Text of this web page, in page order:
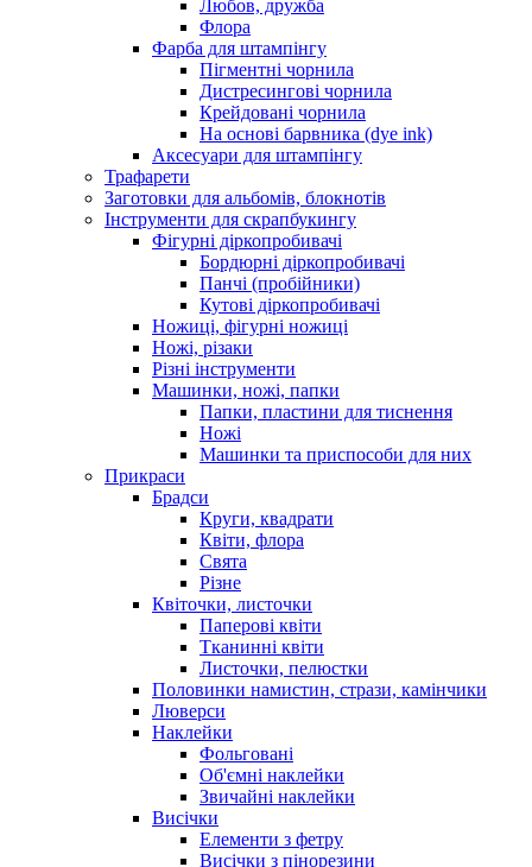
Любов, дружба
Флора
Фарба для штампінгу
Пігментні чорнила
Дистресингові чорнила
Крейдовані чорнила
На основі барвника (dye ink)
Аксесуари для штампінгу
Трафарети
Заготовки для альбомів, блокнотів
Інструменти для скрапбукингу
Фігурні діркопробивачі
Бордюрні діркопробивачі
Панчі (пробійники)
Кутові діркопробивачі
Ножиці, фігурні ножиці
Ножі, різаки
Різні інструменти
Машинки, ножі, папки
Папки, пластини для тиснення
Ножі
Машинки та приспособи для них
Прикраси
Брадси
Круги, квадрати
Квіти, флора
Свята
Різне
Квіточки, листочки
Паперові квіти
Тканинні квіти
Листочки, пелюстки
Половинки намистин, стрази, камінчики
Люверси
Наклейки
Фольговані
Об'ємні наклейки
Звичайні наклейки
Висічки
Елементи з фетру
Висічки з пінорезини